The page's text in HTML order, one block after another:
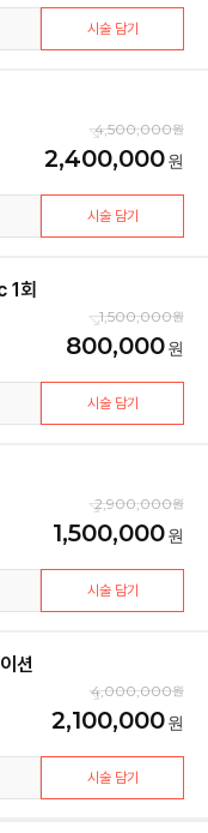
시술 담기
4,500,000
2,400,000
시술 담기
1회
1,500,000
800,000
시술 담기
2,900,000
1,500,000
시술 담기
션
4,000,000
2,100,000
시술 담기